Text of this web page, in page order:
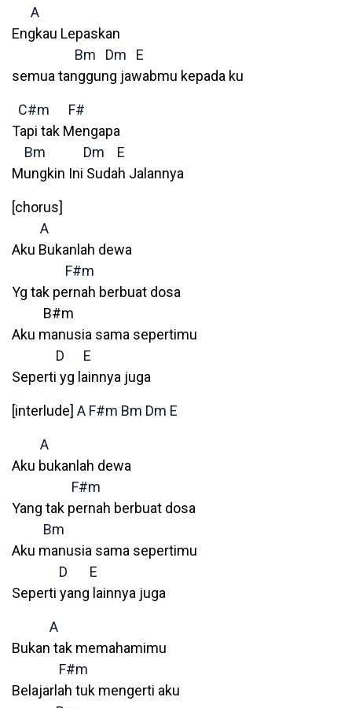
A
Engkau Lepaskan
Bm
Dm
E
semua tanggung jawabmu kepada ku
C#m
F#
Tapi tak Mengapa
Bm
Dm
E
Mungkin Ini Sudah Jalannya
[chorus]
A
Aku Bukanlah dewa
F#m
Yg tak pernah berbuat dosa
B#m
Aku manusia sama sepertimu
D
E
Seperti yg lainnya juga
[interlude] A F#m Bm Dm E
A
Aku bukanlah dewa
F#m
Yang tak pernah berbuat dosa
Bm
Aku manusia sama sepertimu
D
E
Seperti yang lainnya juga
A
Bukan tak memahamimu
F#m
Belajarlah tuk mengerti aku